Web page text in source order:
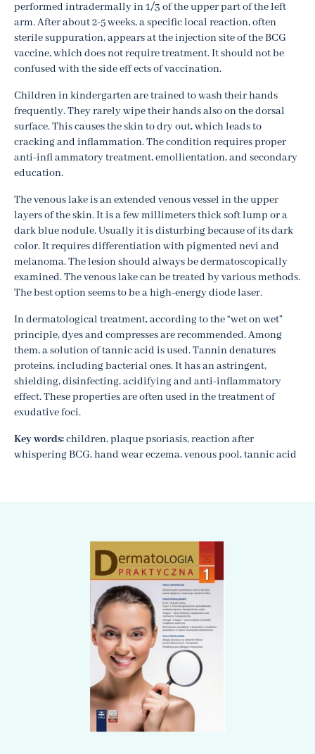
performed intradermally in 1/3 of the upper part of the left
arm. After about 2-5 weeks, a specific local reaction, often
sterile suppuration, appears at the injection site of the BCG
vaccine, which does not require treatment. It should not be
confused with the side eff ects of vaccination.
Children in kindergarten are trained to wash their hands
frequently. They rarely wipe their hands also on the dorsal
surface. This causes the skin to dry out, which leads to
cracking and inflammation. The condition requires proper
anti-infl ammatory treatment, emollientation, and secondary
education.
The venous lake is an extended venous vessel in the upper
layers of the skin. It is a few millimeters thick soft lump or a
dark blue nodule. Usually it is disturbing because of its dark
color. It requires differentiation with pigmented nevi and
melanoma. The lesion should always be dermatoscopically
examined. The venous lake can be treated by various methods.
The best option seems to be a high-energy diode laser.
In dermatological treatment, according to the “wet on wet”
principle, dyes and compresses are recommended. Among
them, a solution of tannic acid is used. Tannin denatures
proteins, including bacterial ones. It has an astringent,
shielding, disinfecting, acidifying and anti-inflammatory
effect. These properties are often used in the treatment of
exudative foci.
Key words:children, plaque psoriasis, reaction after
whispering BCG, hand wear eczema, venous pool, tannic acid